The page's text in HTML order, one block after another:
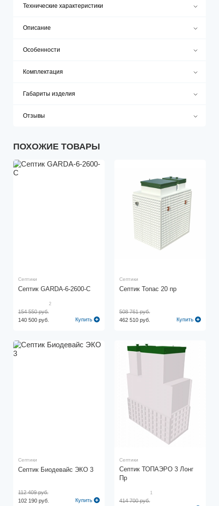
Технические характеристики
Описание
Особенности
Комплектация
Габариты изделия
Отзывы
ПОХОЖИЕ ТОВАРЫ
Септики
Cептик GARDA-6-2600-C
2
140 500 руб.
154 550 руб.
Купить
Септики
Септик Топас 20 пр
462 510 руб.
508 761 руб.
Купить
Септики
Септик Биодевайс ЭКО 3
102 190 руб.
112 409 руб.
Купить
Септики
Септик ТОПАЭРО 3 Лонг
Пр
1
414 700 руб.